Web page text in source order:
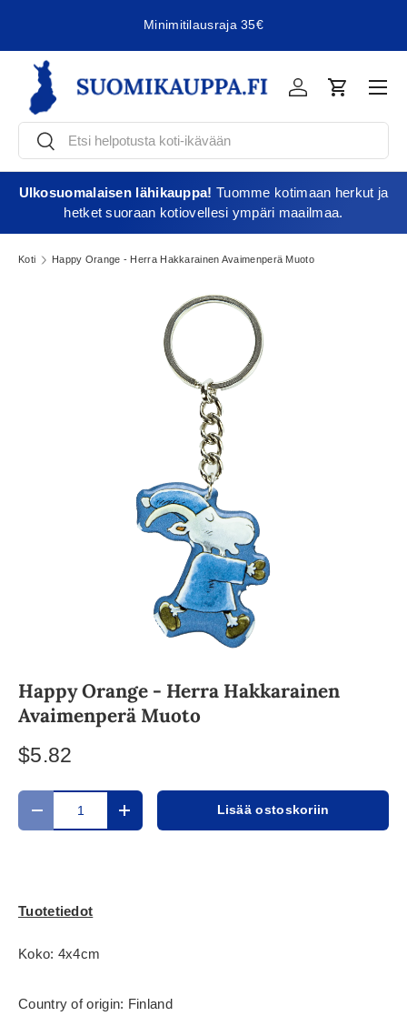
Minimitilausraja 35€
EtsiEtsi
KirjauduOstoskori
Ulkosuomalaisen lähikauppa! Tuomme kotimaan herkut ja
hetket suoraan kotiovellesi ympäri maailmaa.
Koti Happy Orange - Herra Hakkarainen Avaimenperä Muoto
Happy Orange - Herra Hakkarainen
Avaimenperä Muoto
$5.82
Määrä
Translation missing: fi.cart.items.decrease_quantity
Translation missing:Lisää ostoskoriin
Tuotetiedot
Koko: 4x4cm
Country of origin: Finland